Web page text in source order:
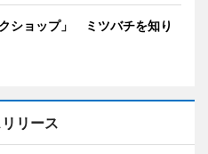
ショップ」 ミツバチを知り
リース